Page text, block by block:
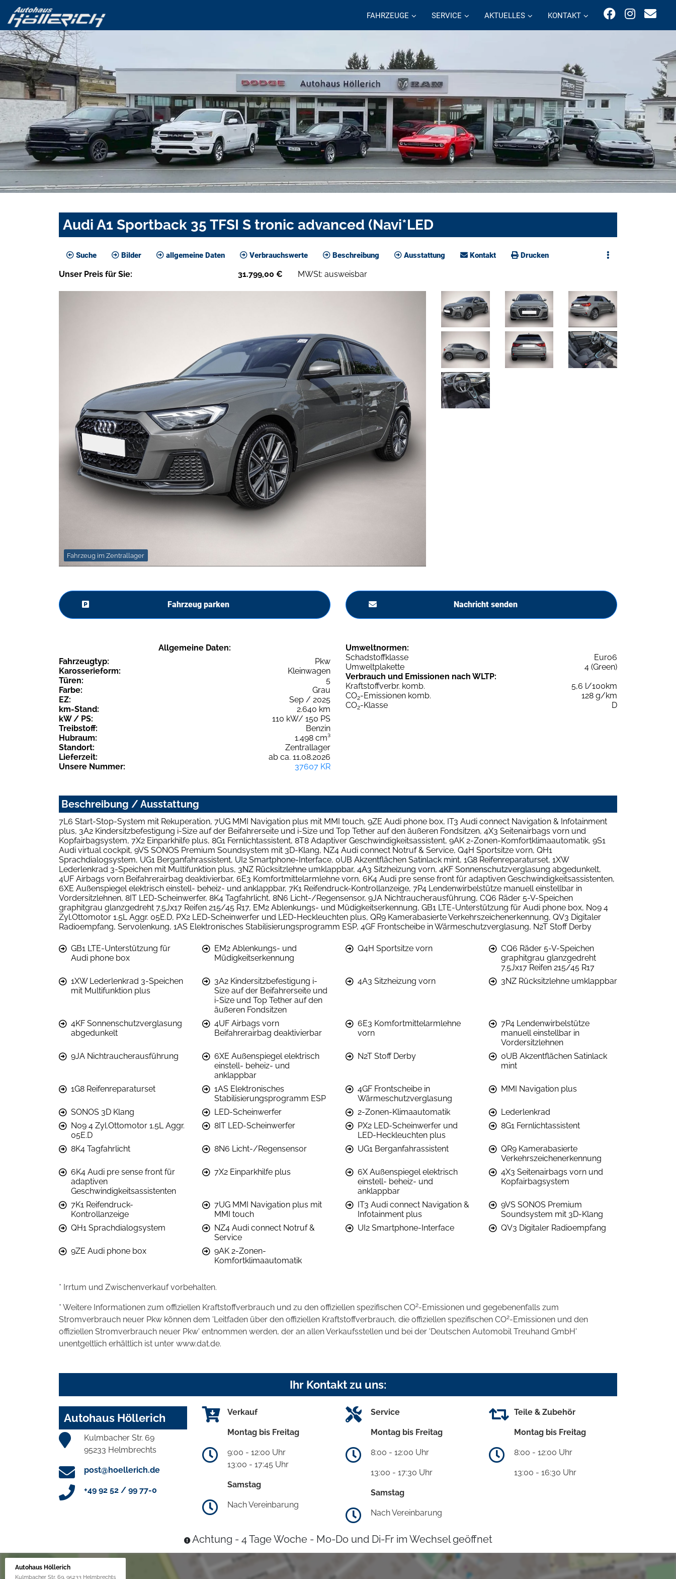
FAHRZEUGE SERVICE AKTUELLES KONTAKT
Audi A1 Sportback 35 TFSI S tronic advanced (Navi*LED
Suche Bilder allgemeine Daten Verbrauchswerte Beschreibung Ausstattung Kontakt Drucken
Unser Preis für Sie: 31.799,00 € MWSt: ausweisbar
Fahrzeug im Zentrallager
Fahrzeug parken Nachricht senden
Allgemeine Daten:
Fahrzeugtyp:
Pkw
Karosserieform:
Kleinwagen
Türen:
5
Farbe:
Grau
EZ:
Sep / 2025
km-Stand:
2.640 km
kW / PS:
110 kW/ 150 PS
Treibstoff:
Benzin
Hubraum:
1.498 cm³
Standort:
Zentrallager
Lieferzeit:
ab ca. 11.08.2026
Unsere Nummer:
37607 KR
Umweltnormen:
Schadstoffklasse
Euro6
Umweltplakette
4 (Green)
Verbrauch und Emissionen nach WLTP:
Kraftstoffverbr. komb.
5,6 l/100km
CO2-Emissionen komb.
128 g/km
CO2-Klasse D
Beschreibung / Ausstattung
7L6 Start-Stop-System mit Rekuperation, 7UG MMI Navigation plus mit MMI touch, 9ZE Audi phone box, IT3 Audi connect Navigation & Infotainment
plus, 3A2 Kindersitzbefestigung i-Size auf der Beifahrerseite und i-Size und Top Tether auf den äußeren Fondsitzen, 4X3 Seitenairbags vorn und
Kopfairbagsystem, 7X2 Einparkhilfe plus, 8G1 Fernlichtassistent, 8T8 Adaptiver Geschwindigkeitsassistent, 9AK 2-Zonen-Komfortklimaautomatik, 9S1
Audi virtual cockpit, 9VS SONOS Premium Soundsystem mit 3D-Klang, NZ4 Audi connect Notruf & Service, Q4H Sportsitze vorn, QH1
Sprachdialogsystem, UG1 Berganfahrassistent, UI2 Smartphone-Interface, 0UB Akzentflächen Satinlack mint, 1G8 Reifenreparaturset, 1XW
Lederlenkrad 3-Speichen mit Multifunktion plus, 3NZ Rücksitzlehne umklappbar, 4A3 Sitzheizung vorn, 4KF Sonnenschutzverglasung abgedunkelt,
4UF Airbags vorn Beifahrerairbag deaktivierbar, 6E3 Komfortmittelarmlehne vorn, 6K4 Audi pre sense front für adaptiven Geschwindigkeitsassistenten,
6XE Außenspiegel elektrisch einstell- beheiz- und anklappbar, 7K1 Reifendruck-Kontrollanzeige, 7P4 Lendenwirbelstütze manuell einstellbar in
Vordersitzlehnen, 8IT LED-Scheinwerfer, 8K4 Tagfahrlicht, 8N6 Licht-/Regensensor, 9JA Nichtraucherausführung, CQ6 Räder 5-V-Speichen
graphitgrau glanzgedreht 7.5Jx17 Reifen 215/45 R17, EM2 Ablenkungs- und Müdigkeitserkennung, GB1 LTE-Unterstützung für Audi phone box, N09 4
Zyl.Ottomotor 1.5L Aggr. 05E.D, PX2 LED-Scheinwerfer und LED-Heckleuchten plus, QR9 Kamerabasierte Verkehrszeichenerkennung, QV3 Digitaler
Radioempfang, Servolenkung, 1AS Elektronisches Stabilisierungsprogramm ESP, 4GF Frontscheibe in Wärmeschutzverglasung, N2T Stoff Derby
GB1 LTE-Unterstützung für
Audi phone box
EM2 Ablenkungs- und
Müdigkeitserkennung
Q4H Sportsitze vorn
CQ6 Räder 5-V-Speichen
graphitgrau glanzgedreht
7.5Jx17 Reifen 215/45 R17
1XW Lederlenkrad 3-Speichen
mit Multifunktion plus
3A2 Kindersitzbefestigung i-
Size auf der Beifahrerseite und
i-Size und Top Tether auf den
äußeren Fondsitzen
4A3 Sitzheizung vorn 3NZ Rücksitzlehne umklappbar
4KF Sonnenschutzverglasung
abgedunkelt
4UF Airbags vorn
Beifahrerairbag deaktivierbar
6E3 Komfortmittelarmlehne
vorn
7P4 Lendenwirbelstütze
manuell einstellbar in
Vordersitzlehnen
9JA Nichtraucherausführung
6XE Außenspiegel elektrisch
einstell- beheiz- und
anklappbar
N2T Stoff Derby
0UB Akzentflächen Satinlack
mint
1G8 Reifenreparaturset
1AS Elektronisches
Stabilisierungsprogramm ESP
4GF Frontscheibe in
Wärmeschutzverglasung
MMI Navigation plus
SONOS 3D Klang LED-Scheinwerfer 2-Zonen-Klimaautomatik
Lederlenkrad
N09 4 Zyl.Ottomotor 1.5L Aggr.
05E.D
8IT LED-Scheinwerfer
PX2 LED-Scheinwerfer und
LED-Heckleuchten plus
8G1 Fernlichtassistent
8K4 Tagfahrlicht 8N6 Licht-/Regensensor UG1 Berganfahrassistent
QR9 Kamerabasierte
Verkehrszeichenerkennung
6K4 Audi pre sense front für
adaptiven
Geschwindigkeitsassistenten
7X2 Einparkhilfe plus
6X Außenspiegel elektrisch
einstell- beheiz- und
anklappbar
4X3 Seitenairbags vorn und
Kopfairbagsystem
7K1 Reifendruck-
Kontrollanzeige
7UG MMI Navigation plus mit
MMI touch
IT3 Audi connect Navigation &
Infotainment plus
9VS SONOS Premium
Soundsystem mit 3D-Klang
QH1 Sprachdialogsystem
NZ4 Audi connect Notruf &
Service
UI2 Smartphone-Interface QV3 Digitaler Radioempfang
9ZE Audi phone box
9AK 2-Zonen-
Komfortklimaautomatik
* Irrtum und Zwischenverkauf vorbehalten.
* Weitere Informationen zum offiziellen Kraftstoffverbrauch und zu den offiziellen spezifischen CO2-Emissionen und gegebenenfalls zum
Stromverbrauch neuer Pkw können dem 'Leitfaden über den offiziellen Kraftstoffverbrauch, die offiziellen spezifischen CO2-Emissionen und den
offiziellen Stromverbrauch neuer Pkw' entnommen werden, der an allen Verkaufsstellen und bei der 'Deutschen Automobil Treuhand GmbH'
unentgeltlich erhältlich ist unter www.dat.de.
Ihr Kontakt zu uns:
Autohaus Höllerich
Kulmbacher Str. 69
95233 Helmbrechts
post@hoellerich.de
+49 92 52 / 99 77-0
Verkauf
Montag bis Freitag
9:00 - 12:00 Uhr
13:00 - 17:45 Uhr
Samstag
Nach Vereinbarung
Service
Montag bis Freitag
8:00 - 12:00 Uhr
13:00 - 17:30 Uhr
Samstag
Nach Vereinbarung
Teile & Zubehör
Montag bis Freitag
8:00 - 12:00 Uhr
13:00 - 16:30 Uhr
Achtung - 4 Tage Woche - Mo-Do und Di-Fr im Wechsel geöffnet
Autohaus Höllerich
Kulmbacher Str. 69, 95233 Helmbrechts